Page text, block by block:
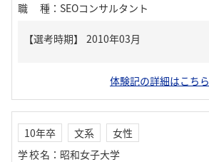
職種 ： SEOコンサルタント
体験記の詳細はこちら
10年卒 文系
女性
学校名 ： 昭和女子大学